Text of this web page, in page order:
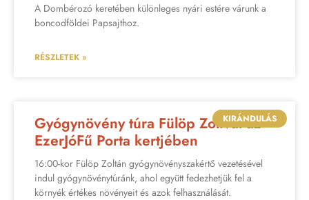
A Dombérozó keretében különleges nyári estére várunk a
boncodföldei Papsajthoz.
RÉSZLETEK »
KIRÁNDULÁS
Gyógynövény túra Fülöp Zolival az
EzerJóFű Porta kertjében
16:00-kor Fülöp Zoltán gyógynövényszakértő vezetésével
indul gyógynövénytúránk, ahol együtt fedezhetjük fel a
környék értékes növényeit és azok felhasználását.